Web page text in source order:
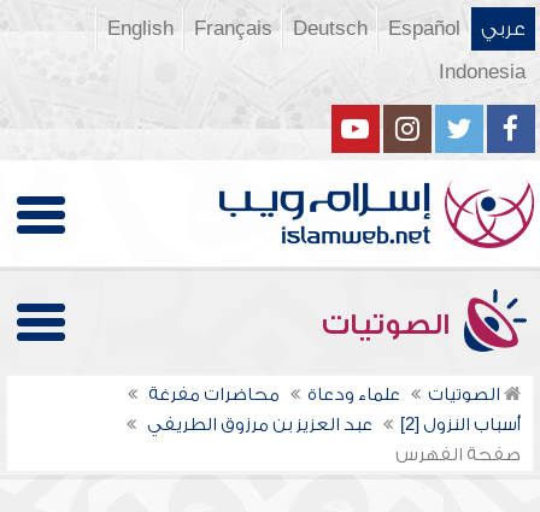
عربي Español
Deutsch
Français
English
Indonesia
الصوتيات
الصوتيات علماء ودعاة
محاضرات مفرغة
أسباب النزول [2]
عبد العزيز بن مرزوق الطريفي
صفحة الفهرس